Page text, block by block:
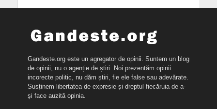
Gandeste.org este un agregator de opinii. Suntem un blog
de opinii, nu o agenție de știri. Noi prezentăm opinii
incorecte politic, nu dăm știri, fie ele false sau adevărate.
Susținem libertatea de expresie și dreptul fiecăruia de a-
și face auzită opinia.